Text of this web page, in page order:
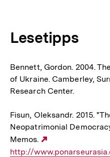
Lesetipps
Bennett, Gordon. 2004.
of Ukraine. Camberley,
Research Center.
Fisun, Oleksandr. 2015.
Neopatrimonial
Memos.
Link:
http://